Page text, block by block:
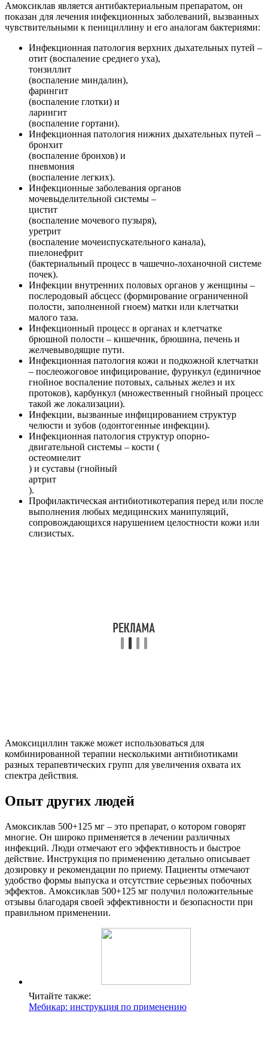
Амоксиклав является антибактериальным препаратом, он
показан для лечения инфекционных заболеваний, вызванных
чувствительными к пенициллину и его аналогам бактериями:
Инфекционная патология верхних дыхательных путей –
отит (воспаление среднего уха),
тонзиллит
(воспаление миндалин),
фарингит
(воспаление глотки) и
ларингит
(воспаление гортани).
Инфекционная патология нижних дыхательных путей –
бронхит
(воспаление бронхов) и
пневмония
(воспаление легких).
Инфекционные заболевания органов
мочевыделительной системы –
цистит
(воспаление мочевого пузыря),
уретрит
(воспаление мочеиспускательного канала),
пиелонефрит
(бактериальный процесс в чашечно-лоханочной системе
почек).
Инфекции внутренних половых органов у женщины –
послеродовый абсцесс (формирование ограниченной
полости, заполненной гноем) матки или клетчатки
малого таза.
Инфекционный процесс в органах и клетчатке
брюшной полости – кишечник, брюшина, печень и
желчевыводящие пути.
Инфекционная патология кожи и подкожной клетчатки
– послеожоговое инфицирование, фурункул (единичное
гнойное воспаление потовых, сальных желез и их
протоков), карбункул (множественный гнойный процесс
такой же локализации).
Инфекции, вызванные инфицированием структур
челюсти и зубов (одонтогенные инфекции).
Инфекционная патология структур опорно-
двигательной системы – кости (
остеомиелит
) и суставы (гнойный
артрит
).
Профилактическая антибиотикотерапия перед или после
выполнения любых медицинских манипуляций,
сопровождающихся нарушением целостности кожи или
слизистых.
Амоксициллин также может использоваться для
комбинированной терапии несколькими антибиотиками
разных терапевтических групп для увеличения охвата их
спектра действия.
Опыт других людей
Амоксиклав 500+125 мг – это препарат, о котором говорят
многие. Он широко применяется в лечении различных
инфекций. Люди отмечают его эффективность и быстрое
действие. Инструкция по применению детально описывает
дозировку и рекомендации по приему. Пациенты отмечают
удобство формы выпуска и отсутствие серьезных побочных
эффектов. Амоксиклав 500+125 мг получил положительные
отзывы благодаря своей эффективности и безопасности при
правильном применении.
Читайте также:
Мебикар: инструкция по применению